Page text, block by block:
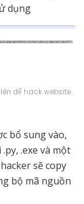
dụng
để hack website
bổ sung vào,
.exe và một
sẽ copy
bộ mã nguồn